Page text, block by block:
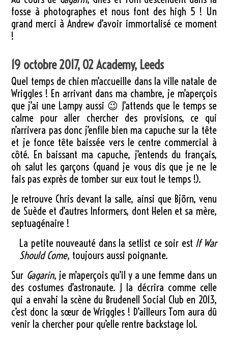
fosse à photographes et nous font des high 5 ! Un
grand merci à Andrew d’avoir immortalisé ce moment
!
19 octobre 2017, O2 Academy, Leeds
Quel temps de chien m’accueille dans la ville natale de
Wriggles ! En arrivant dans ma chambre, je m’aperçois
que j’ai une Lampy aussi 😉 J’attends que le temps se
calme pour aller chercher des provisions, ce qui
n’arrivera pas donc j’enfile bien ma capuche sur la tête
et je fonce tête baissée vers le centre commercial à
côté. En baissant ma capuche, j’entends du français,
oh salut les garçons (quand je vous dis que je ne le
fais pas exprès de tomber sur eux tout le temps !).
Je retrouve Chris devant la salle, ainsi que Björn, venu
de Suède et d’autres Informers, dont Helen et sa mère,
septuagénaire !
La petite nouveauté dans la setlist ce soir est If War
Should Come, toujours aussi poignante.
Sur Gagarin, je m’aperçois qu’il y a une femme dans un
des costumes d’astronaute. J la décrira comme celle
qui a envahi la scène du Brudenell Social Club en 2013,
c’est donc la sœur de Wriggles ! D’ailleurs Tom aura dû
venir la chercher pour qu’elle rentre backstage lol.